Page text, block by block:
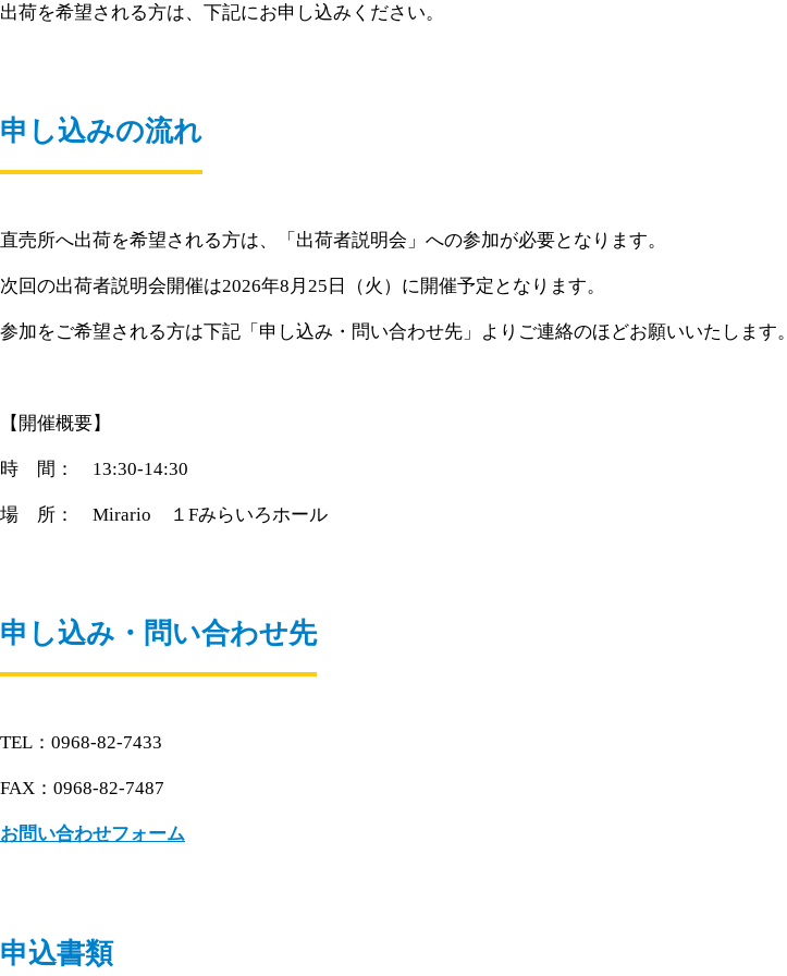
出荷を希望される方は、下記にお申し込みください。
申し込みの流れ
直売所へ出荷を希望される方は、「出荷者説明会」への参加が必要となります。
次回の出荷者説明会開催は2026年8月25日（火）に開催予定となります。
参加をご希望される方は下記「申し込み・問い合わせ先」よりご連絡のほどお願いいたします。
【開催概要】
時 間： 13:30-14:30
場 所： Mirario １Fみらいろホール
申し込み・問い合わせ先
TEL：0968-82-7433
FAX：0968-82-7487
お問い合わせフォーム
申込書類